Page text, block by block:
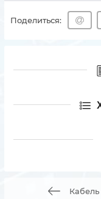
Поделиться: